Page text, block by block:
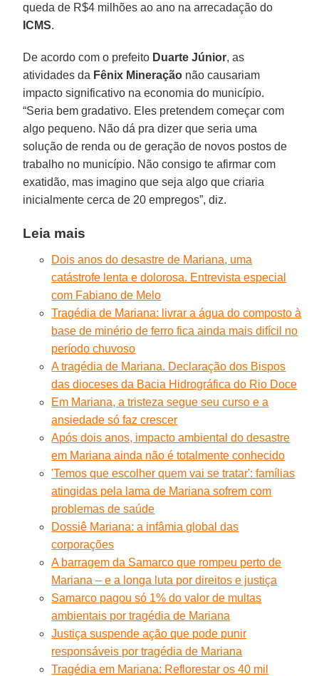
queda de R$4 milhões ao ano na arrecadação do
ICMS.
De acordo com o prefeito Duarte Júnior, as
atividades da Fênix Mineração não causariam
impacto significativo na economia do município.
“Seria bem gradativo. Eles pretendem começar com
algo pequeno. Não dá pra dizer que seria uma
solução de renda ou de geração de novos postos de
trabalho no município. Não consigo te afirmar com
exatidão, mas imagino que seja algo que criaria
inicialmente cerca de 20 empregos”, diz.
Leia mais
Dois anos do desastre de Mariana, uma
catástrofe lenta e dolorosa. Entrevista especial
com Fabiano de Melo
Tragédia de Mariana: livrar a água do composto à
base de minério de ferro fica ainda mais difícil no
período chuvoso
A tragédia de Mariana. Declaração dos Bispos
das dioceses da Bacia Hidrográfica do Rio Doce
Em Mariana, a tristeza segue seu curso e a
ansiedade só faz crescer
Após dois anos, impacto ambiental do desastre
em Mariana ainda não é totalmente conhecido
'Temos que escolher quem vai se tratar': famílias
atingidas pela lama de Mariana sofrem com
problemas de saúde
Dossiê Mariana: a infâmia global das
corporações
A barragem da Samarco que rompeu perto de
Mariana – e a longa luta por direitos e justiça
Samarco pagou só 1% do valor de multas
ambientais por tragédia de Mariana
Justiça suspende ação que pode punir
responsáveis por tragédia de Mariana
Tragédia em Mariana: Reflorestar os 40 mil